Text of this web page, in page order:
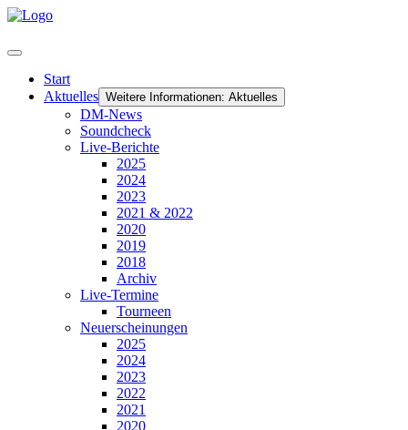
Start
Aktuelles Weitere Informationen: Aktuelles
DM-News
Soundcheck
Live-Berichte
2025
2024
2023
2021 & 2022
2020
2019
2018
Archiv
Live-Termine
Tourneen
Neuerscheinungen
2025
2024
2023
2022
2021
2020